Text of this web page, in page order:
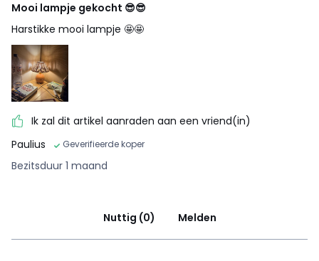
Mooi lampje gekocht 😎😎
Harstikke mooi lampje 🤩🤩
Ik zal dit artikel aanraden aan een vriend(in)
Paulius
Geverifieerde koper
Bezitsduur 1 maand
Nuttig (0) Melden